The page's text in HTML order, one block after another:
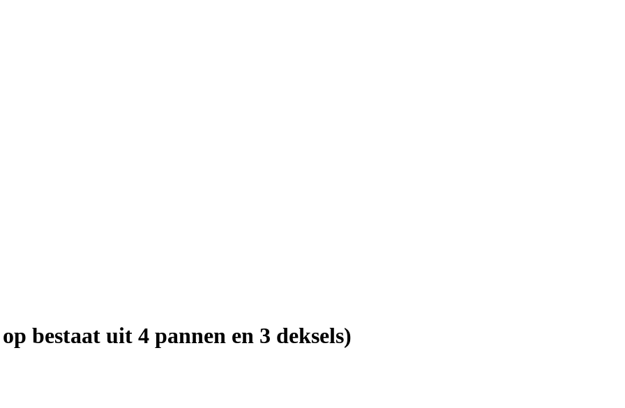
bestaat uit 4 pannen en 3 deksels)